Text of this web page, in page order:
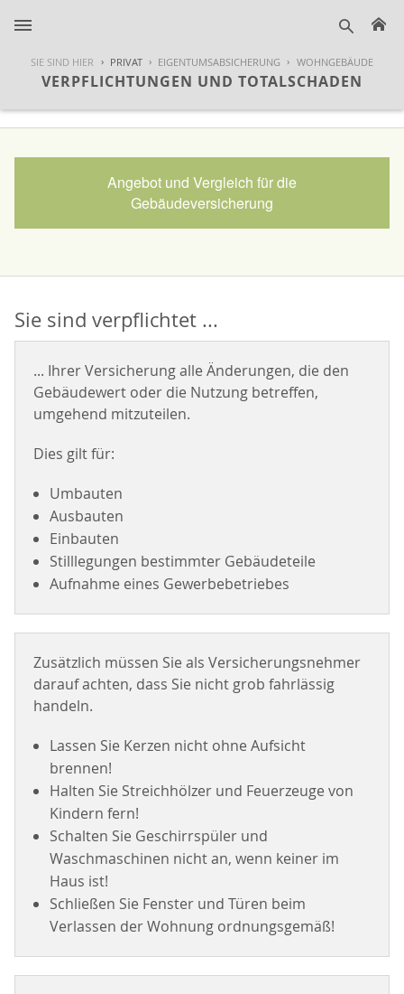
SIE SIND HIER PRIVAT EIGENTUMSABSICHERUNG WOHNGEBÄUDE
VERPFLICHTUNGEN UND TOTALSCHADEN
Angebot und Vergleich für die
Gebäudeversicherung
Sie sind verpflichtet ...
... Ihrer Versicherung alle Änderungen, die den
Gebäudewert oder die Nutzung betreffen,
umgehend mitzuteilen.
Dies gilt für:
Umbauten
Ausbauten
Einbauten
Stilllegungen bestimmter Gebäudeteile
Aufnahme eines Gewerbebetriebes
Zusätzlich müssen Sie als Versicherungsnehmer
darauf achten, dass Sie nicht grob fahrlässig
handeln.
Lassen Sie Kerzen nicht ohne Aufsicht
brennen!
Halten Sie Streichhölzer und Feuerzeuge von
Kindern fern!
Schalten Sie Geschirrspüler und
Waschmaschinen nicht an, wenn keiner im
Haus ist!
Schließen Sie Fenster und Türen beim
Verlassen der Wohnung ordnungsgemäß!